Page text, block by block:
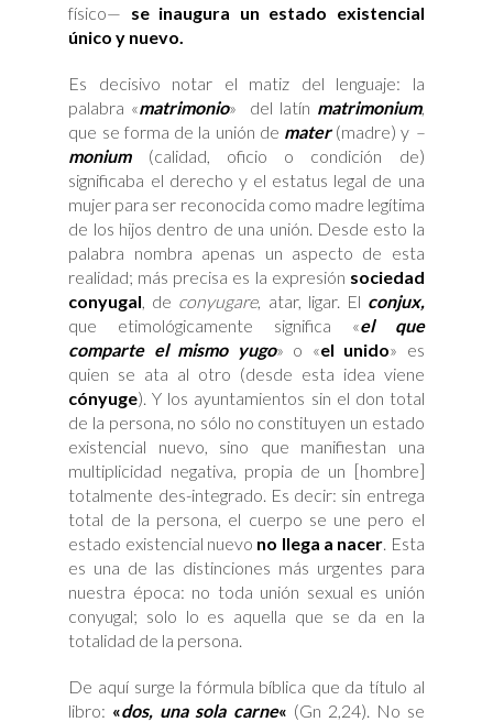
físico— se inaugura un estado existencial
único y nuevo.
Es decisivo notar el matiz del lenguaje: la
palabra «matrimonio» del latín matrimonium,
que se forma de la unión de mater (madre) y –
monium(calidad, oficio o condición de)
significaba el derecho y el estatus legal de una
mujer para ser reconocida como madre legítima
de los hijos dentro de una unión. Desde esto la
palabra nombra apenas un aspecto de esta
realidad; más precisa es la expresión sociedad
conyugal , de conyugare, atar, ligar. El conjux,
que etimológicamente significa «el que
comparte el mismo yugo» o «el unido» es
quien se ata al otro (desde esta idea viene
cónyuge). Y los ayuntamientos sin el don total
de la persona, no sólo no constituyen un estado
existencial nuevo, sino que manifiestan una
multiplicidad negativa, propia de un [hombre]
totalmente des-integrado. Es decir: sin entrega
total de la persona, el cuerpo se une pero el
estado existencial nuevo no llega a nacer . Esta
es una de las distinciones más urgentes para
nuestra época: no toda unión sexual es unión
conyugal; solo lo es aquella que se da en la
totalidad de la persona.
De aquí surge la fórmula bíblica que da título al
libro: «dos, una sola carne« (Gn 2,24). No se